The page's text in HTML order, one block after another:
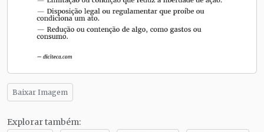
Baixar Imagem
Explorar também: